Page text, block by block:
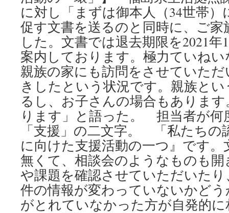
に対し「まずは御本人（34世帯
促す文書を送るのと同時に、ご
した。文書では退去期限を2021
案内しております。極力ていね
親族の家にも訪問をさせていた
きしたという状況です。親族と
るし、お子さんの場合もありま
ります」と語った。 担当者が何
「支援」の二文字。 「私たちの
に向けた支援活動の一つ』です
無くて、相談会のようなものも
や課題を確認させていただいた
件の情報が変わっていないかど
がとれていなかった方が自発的